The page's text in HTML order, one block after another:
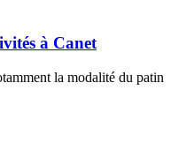
à Canet
la modalité du patin